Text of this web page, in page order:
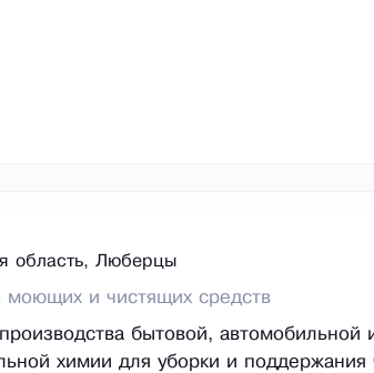
область, Люберцы
моющих и чистящих средств
бытовой, автомобильной
химии для уборки и поддержания